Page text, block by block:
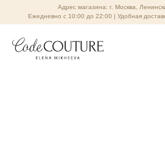
Адрес магазина: г. Москва,
Ежедневно с 10:00 до 22:00 | Удобная